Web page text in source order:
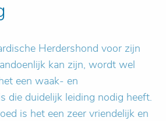
Herdershond voor zijn
kan zijn, wordt wel
een waak- en
die duidelijk leiding nodig heeft.
is het een zeer vriendelijk en